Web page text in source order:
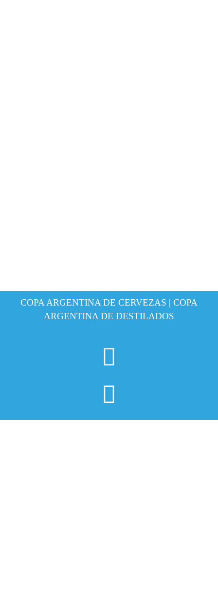
COPA ARGENTINA DE CERVEZAS | COPA
ARGENTINA DE DESTILADOS